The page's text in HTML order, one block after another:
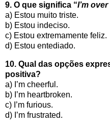
9. O que significa “I’m
a) Estou muito triste.
b) Estou indeciso.
c) Estou extremamente feliz.
d) Estou entediado.
10. Qual das opções
positiva?
a) I’m cheerful.
b) I’m heartbroken.
c) I’m furious.
d) I’m frustrated.